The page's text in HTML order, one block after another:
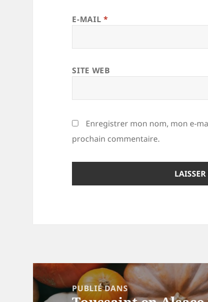
E-MAIL *
SITE WEB
Enregistrer mon nom, mon e-
prochain commentaire.
Navigation
de
PUBLIÉ DANS